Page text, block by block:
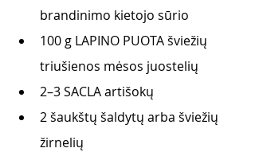
brandinimo kietojo sūrio
100 g LAPINO PUOTA šviežių
triušienos mėsos juostelių
2–3 SACLA artišokų
2 šaukštų šaldytų arba šviežių
žirnelių